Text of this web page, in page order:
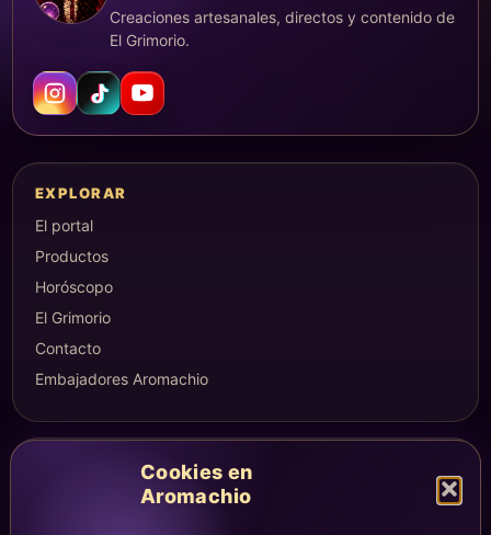
Cookies en
Aromachio
Creaciones artesanales, directos y contenido de
El Grimorio.
EXPLORAR
El portal
Productos
Horóscopo
El Grimorio
Contacto
Embajadores Aromachio
COMPRA Y CUENTA